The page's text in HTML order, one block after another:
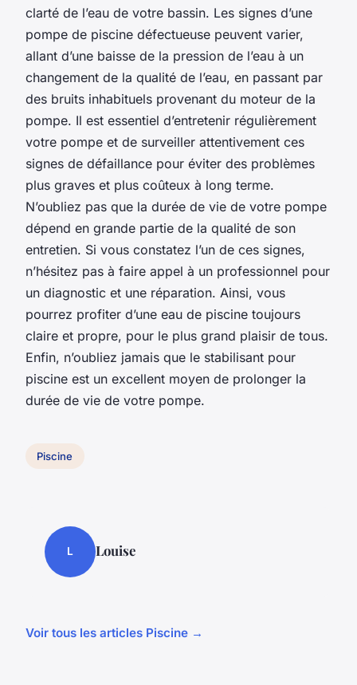
clarté de l’eau de votre bassin. Les signes d’une
pompe de piscine défectueuse peuvent varier,
allant d’une baisse de la pression de l’eau à un
changement de la qualité de l’eau, en passant par
des bruits inhabituels provenant du moteur de la
pompe. Il est essentiel d’entretenir régulièrement
votre pompe et de surveiller attentivement ces
signes de défaillance pour éviter des problèmes
plus graves et plus coûteux à long terme.
N’oubliez pas que la durée de vie de votre pompe
dépend en grande partie de la qualité de son
entretien. Si vous constatez l’un de ces signes,
n’hésitez pas à faire appel à un professionnel pour
un diagnostic et une réparation. Ainsi, vous
pourrez profiter d’une eau de piscine toujours
claire et propre, pour le plus grand plaisir de tous.
Enfin, n’oubliez jamais que le stabilisant pour
piscine est un excellent moyen de prolonger la
durée de vie de votre pompe.
Piscine
L Louise
Voir tous les articles Piscine →